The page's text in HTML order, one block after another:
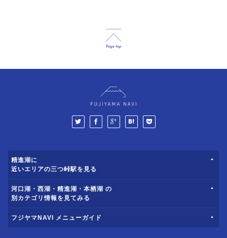
精進湖に
近いエリアの三つ峠駅を見る
河口湖・西湖・精進湖・本栖湖 の
別カテゴリ情報を見てみる
フジヤマNAVI メニューガイド